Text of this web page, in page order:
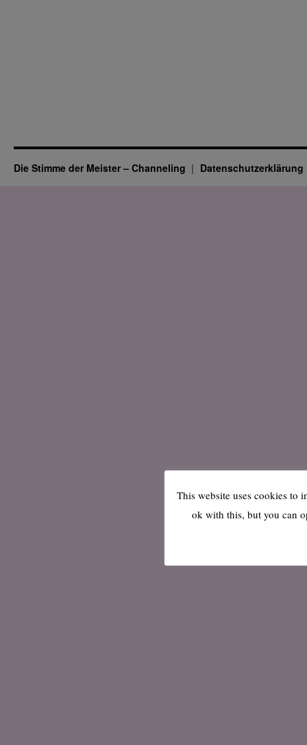
Die Stimme der Meister – Channeling Datenschutz­erklärung
This website uses cookies to
ok with this, but you can